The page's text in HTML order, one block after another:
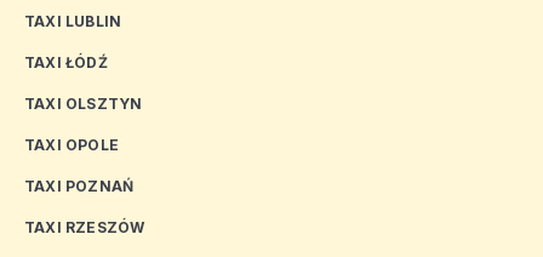
TAXI LUBLIN
TAXI ŁÓDŹ
TAXI OLSZTYN
TAXI OPOLE
TAXI POZNAŃ
TAXI RZESZÓW